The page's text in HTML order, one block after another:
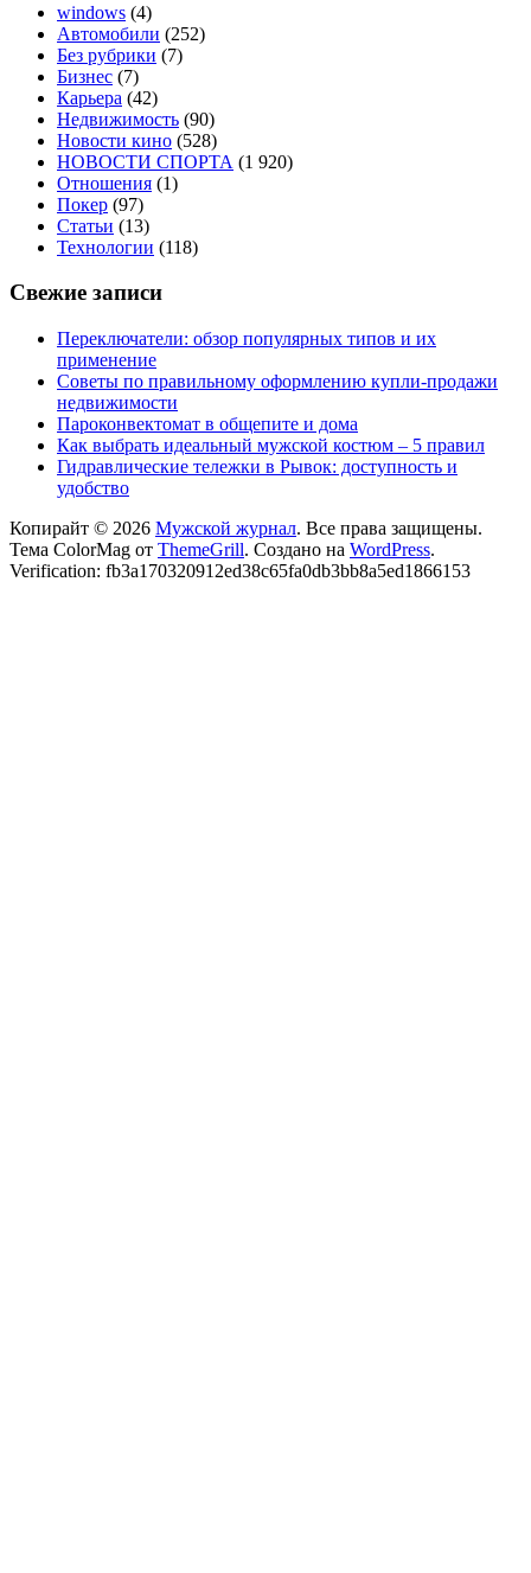
windows (4)
Автомобили (252)
Без рубрики (7)
Бизнес (7)
Карьера (42)
Недвижимость (90)
Новости кино (528)
НОВОСТИ СПОРТА (1 920)
Отношения (1)
Покер (97)
Статьи (13)
Технологии (118)
Свежие записи
Переключатели: обзор популярных типов и их
применение
Советы по правильному оформлению купли-продажи
недвижимости
Пароконвектомат в общепите и дома
Как выбрать идеальный мужской костюм – 5 правил
Гидравлические тележки в Рывок: доступность и
удобство
Копирайт © 2026 Мужской журнал. Все права защищены.
Тема ColorMag от ThemeGrill. Создано на WordPress.
Verification: fb3a170320912ed38c65fa0db3bb8a5ed1866153